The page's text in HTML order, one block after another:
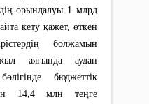
орындалуы 1 млрд
кету қажет, өткен
болжамын
аяғында аудан
бюджеттік
14,4 млн теңге